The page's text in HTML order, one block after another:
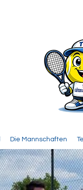
Die Mannschaften